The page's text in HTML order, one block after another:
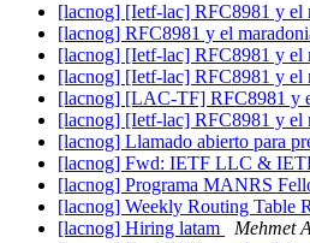
[lacnog] [Ietf-lac] RFC8981 y el
[lacnog] RFC8981 y el
[lacnog] [Ietf-lac] RFC8981 y el
[lacnog] [Ietf-lac] RFC8981 y el
[lacnog] [LAC-TF] RFC8981 y
[lacnog] [Ietf-lac] RFC8981 y el
[lacnog] Llamado abierto para
[lacnog] Fwd: IETF LLC &
[lacnog] Programa MANRS
[lacnog] Weekly Routing Table
[lacnog] Hiring latam
Mehmet